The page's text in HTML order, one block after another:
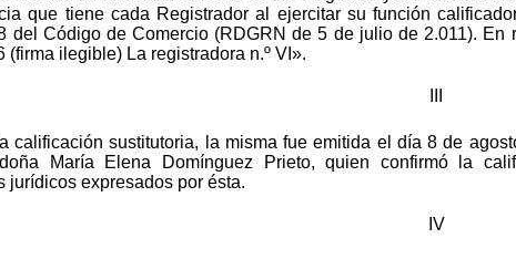
que tiene cada Registrador al ejercitar su función
del Código de Comercio (RDGRN de 5 de julio de 2.011).
(firma ilegible) La registradora n.º VI».
calificación sustitutoria, la misma fue emitida el día 8 de
María Elena Domínguez Prieto, quien confirmó la
jurídicos expresados por ésta.
IV